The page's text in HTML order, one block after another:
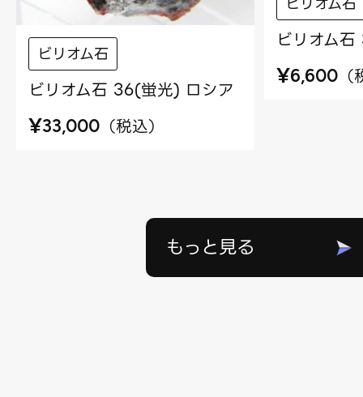
ビリオム石
ビリオム石 36(蛍光) ロシア
¥33,000 （税込）
ビリオム
¥6,600 （
もっと見る